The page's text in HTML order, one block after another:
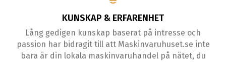
KUNSKAP & ERFARENHET
Lång gedigen kunskap baserat på intresse och
passion har bidragit till att Maskinvaruhuset.se inte
bara är din lokala maskinvaruhandel på nätet, du